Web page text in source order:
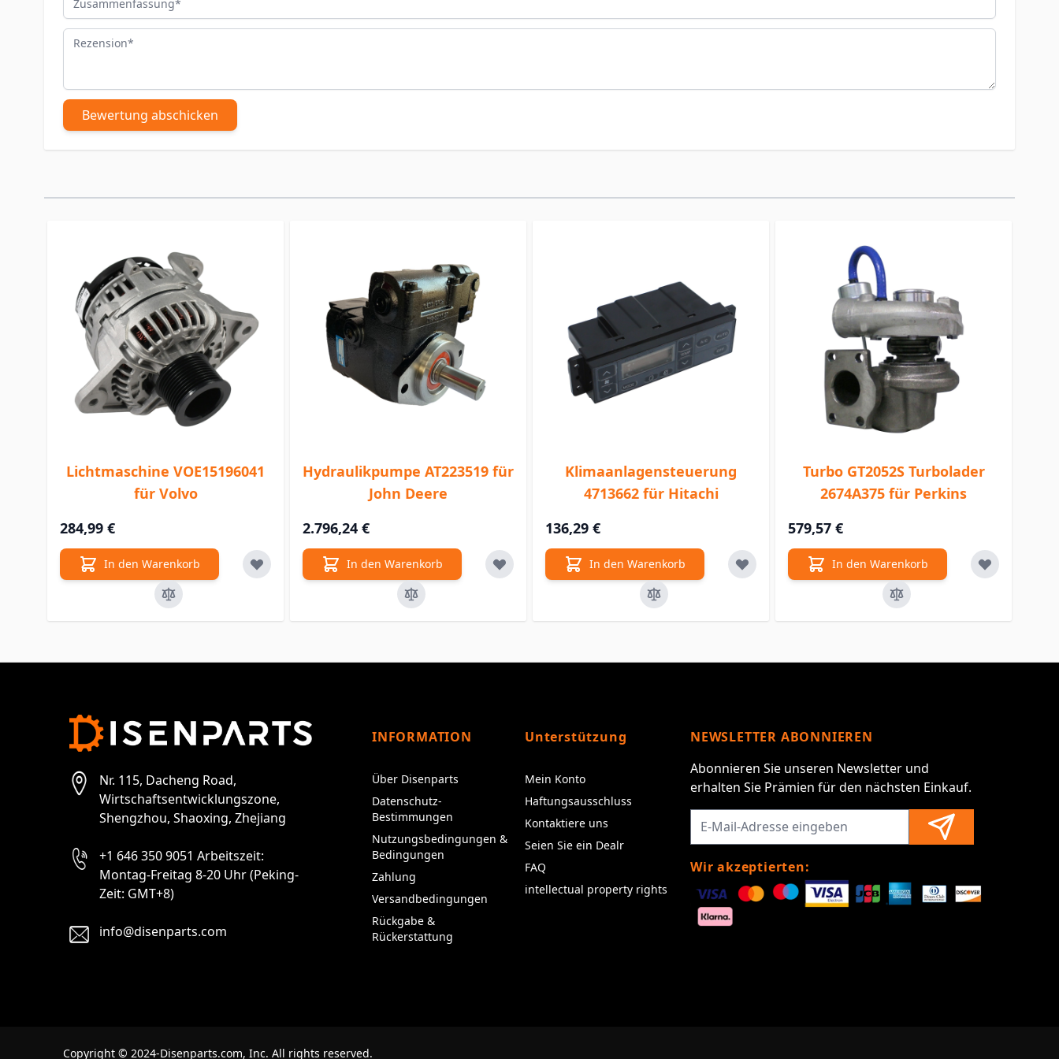
Rezension
Bewertung abschicken
Lichtmaschine VOE15196041
für Volvo
284,99 €
In den Warenkorb
Hydraulikpumpe AT223519 für
John Deere
2.796,24 €
In den Warenkorb
Klimaanlagensteuerung
4713662 für Hitachi
136,29 €
In den Warenkorb
Turbo GT2052S Turbolader
2674A375 für Perkins
579,57 €
In den Warenkorb
Nr. 115, Dacheng Road,
Wirtschaftsentwicklungszone,
Shengzhou, Shaoxing, Zhejiang
+1 646 350 9051 Arbeitszeit:
Montag-Freitag 8-20 Uhr (Peking-
Zeit: GMT+8)
info@disenparts.com
INFORMATION
Über Disenparts
Datenschutz-
Bestimmungen
Nutzungsbedingungen &
Bedingungen
Zahlung
Versandbedingungen
Rückgabe &
Rückerstattung
Unterstützung
Mein Konto
Haftungsausschluss
Kontaktiere uns
Seien Sie ein Dealr
FAQ
intellectual property rights
NEWSLETTER ABONNIEREN
Abonnieren Sie unseren Newsletter und
erhalten Sie Prämien für den nächsten Einkauf.
Wir akzeptierten:
Copyright © 2024-Disenparts.com, Inc. All rights reserved.